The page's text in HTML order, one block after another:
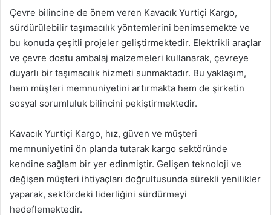
Çevre bilincine de önem veren Kavacık Yurtiçi Kargo,
sürdürülebilir taşımacılık yöntemlerini benimsemekte ve
bu konuda çeşitli projeler geliştirmektedir. Elektrikli araçlar
ve çevre dostu ambalaj malzemeleri kullanarak, çevreye
duyarlı bir taşımacılık hizmeti sunmaktadır. Bu yaklaşım,
hem müşteri memnuniyetini artırmakta hem de şirketin
sosyal sorumluluk bilincini pekiştirmektedir.
Kavacık Yurtiçi Kargo, hız, güven ve müşteri
memnuniyetini ön planda tutarak kargo sektöründe
kendine sağlam bir yer edinmiştir. Gelişen teknoloji ve
değişen müşteri ihtiyaçları doğrultusunda sürekli yenilikler
yaparak, sektördeki liderliğini sürdürmeyi
hedeflemektedir.